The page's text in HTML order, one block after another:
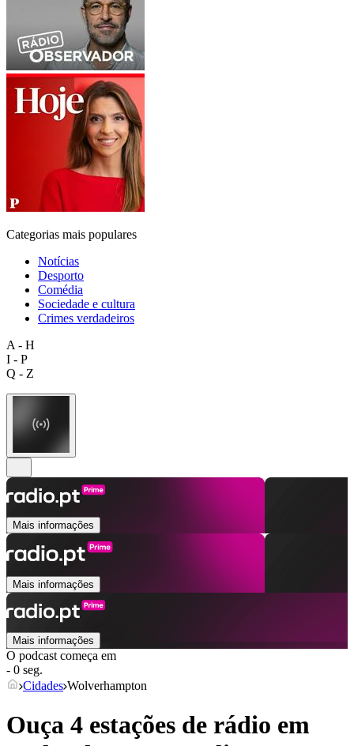
Categorias mais populares
Notícias
Desporto
Comédia
Sociedade e cultura
Crimes verdadeiros
A - H
I - P
Q - Z
Mais informações
Mais informações
Mais informações
O podcast começa em
- 0 seg.
Cidades Wolverhampton
Ouça 4 estações de rádio em